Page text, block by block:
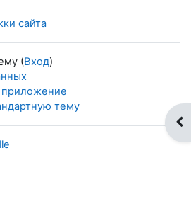
сайта
(Вход)
приложение
тему